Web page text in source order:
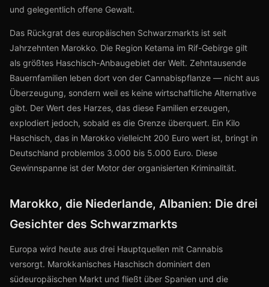
und gelegentlich offene Gewalt.
Das Rückgrat des europäischen Schwarzmarkts ist seit
Jahrzehnten Marokko. Die Region Ketama im Rif-Gebirge gilt
als größtes Haschisch-Anbaugebiet der Welt. Zehntausende
Bauernfamilien leben dort von der Cannabispflanze — nicht aus
Überzeugung, sondern weil es keine wirtschaftliche Alternative
gibt. Der Wert des Harzes, das diese Familien erzeugen,
explodiert jedoch, sobald es die Grenze überquert. Ein Kilo
Haschisch, das in Marokko vielleicht 200 Euro wert ist, bringt in
Deutschland problemlos 3.000 bis 5.000 Euro. Diese
Gewinnspanne ist der Motor der organisierten Kriminalität.
Marokko, die Niederlande, Albanien: Die drei
Gesichter des Schwarzmarkts
Europa wird heute aus drei Hauptquellen mit Cannabis
versorgt. Marokkanisches Haschisch dominiert den
südeuropäischen Markt und fließt über Spanien und die